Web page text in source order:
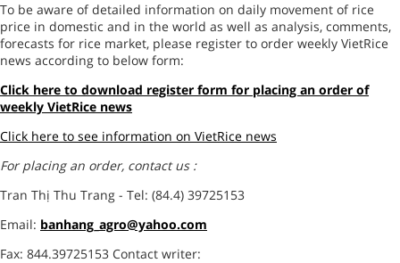
To be aware of detailed information on daily movement of rice
price in domestic and in the world as well as analysis, comments,
forecasts for rice market, please register to order weekly VietRice
news according to below form:
Click here to download register form for placing an order of
weekly VietRice news
Click here to see information on VietRice news
For placing an order, contact us :
Tran Thị Thu Trang - Tel: (84.4) 39725153
Email: banhang_agro@yahoo.com
Fax: 844.39725153 Contact writer: